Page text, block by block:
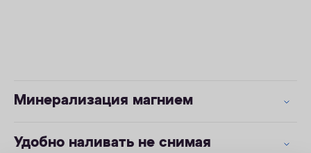
Минерализация магнием
Удобно наливать не снимая